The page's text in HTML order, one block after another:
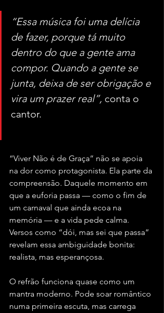
“Essa música foi uma delícia
de fazer, porque tá muito
dentro do que a gente ama
compor. Quando a gente se
junta, deixa de ser obrigação e
vira um prazer real”, conta o
cantor.
“Viver Não é de Graça” não se apoia
na dor como protagonista. Ela parte da
compreensão. Daquele momento em
que a euforia passa — como o fim de
um carnaval que ainda ecoa na
memória — e a vida pede calma.
Versos como “dói, mas sei que passa”
revelam essa ambiguidade bonita:
realista, mas esperançosa.
O refrão funciona quase como um
mantra moderno. Pode soar romântico
numa primeira escuta, mas carrega